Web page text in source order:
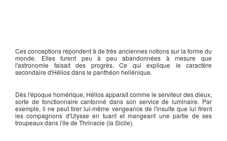
Ces conceptions répondent à de très anciennes notions sur la forme du
monde. Elles furent peu à peu abandonnées à mesure que
l'astronomie faisait des progrès. Ce qui explique le caractère
secondaire d'Hélios dans le panthéon hellénique.
Dès l'époque homérique, Hélios apparaît comme le serviteur des dieux,
sorte de fonctionnaire cantonné dans son service de luminaire. Par
exemple, il ne peut tirer lui-même vengeance de l'insulte que lui firent
les compagnons d'Ulysse en tuant et mangeant une partie de ses
troupeaux dans l'île de Thrinacie (la Sicile).